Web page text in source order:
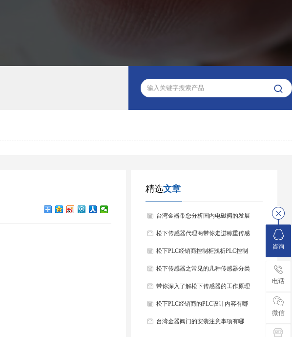

精选文章
台湾金器带您分析国内电磁阀的发展
情况
松下传感器代理商带你走进称重传感
器
松下PLC经销商控制柜浅析PLC控制
器的基本结构
松下传感器之常见的几种传感器分类
以及他们的特点
带你深入了解松下传感器的工作原理
以及分类
松下PLC经销商的PLC设计内容有哪
些？
台湾金器阀门的安装注意事项有哪
咨询
电话
微信